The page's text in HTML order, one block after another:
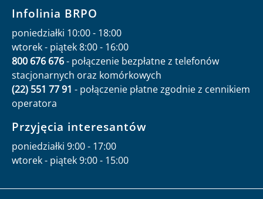
Infolinia BRPO
poniedziałki 10:00 - 18:00
wtorek - piątek 8:00 - 16:00
800 676 676- połączenie bezpłatne z telefonów
stacjonarnych oraz komórkowych
(22) 551 77 91 - połączenie płatne zgodnie z cennikiem
operatora
Przyjęcia interesantów
poniedziałki 9:00 - 17:00
wtorek - piątek 9:00 - 15:00